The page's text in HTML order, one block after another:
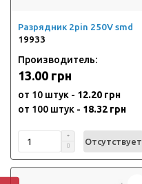
Разрядник 2pin 250V smd
19933
Производитель:
13.00 грн
от 10 штук - 12.20 грн
от 100 штук - 18.32 грн
Отсутствует